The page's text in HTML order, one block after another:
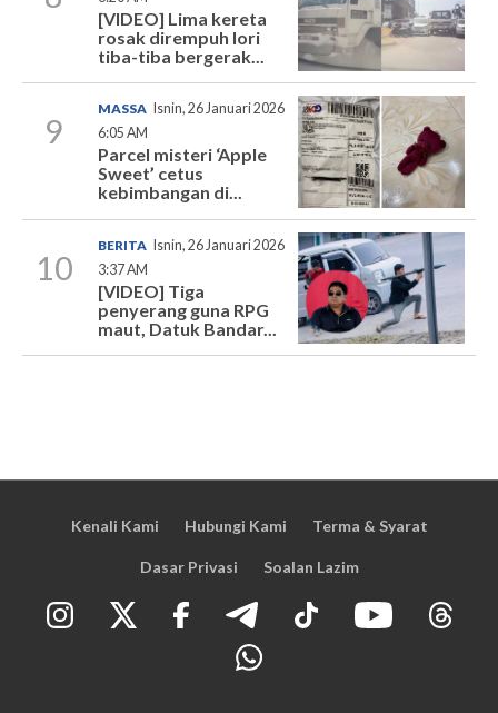
[VIDEO] Lima kereta
rosak dirempuh lori
tiba-tiba bergerak...
9
MASSA
Isnin, 26 Januari 2026
6:05 AM
Parcel misteri ‘Apple
Sweet’ cetus
kebimbangan di...
10
BERITA Isnin, 26 Januari 2026
3:37 AM
[VIDEO] Tiga
penyerang guna RPG
maut, Datuk Bandar...
Kenali Kami Hubungi Kami Terma & Syarat
Dasar Privasi Soalan Lazim